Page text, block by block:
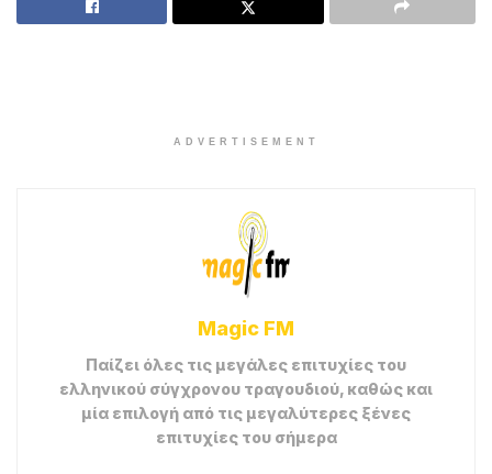
ADVERTISEMENT
Magic FM
Παίζει όλες τις μεγάλες επιτυχίες του
ελληνικού σύγχρονου τραγουδιού, καθώς και
μία επιλογή από τις μεγαλύτερες ξένες
επιτυχίες του σήμερα